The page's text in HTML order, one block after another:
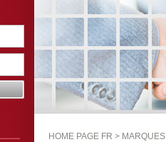
HOME PAGE FR > MARQUES